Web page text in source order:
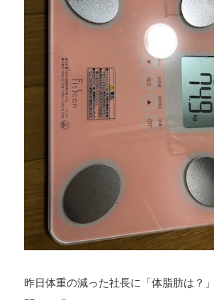
昨日体重の減った社長に「体脂肪は？」